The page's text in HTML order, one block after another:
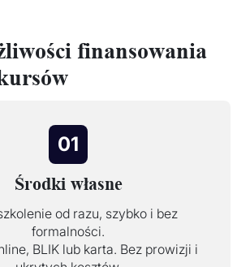
finansowania
01
Środki własne
od razu, szybko i bez
formalności.
BLIK lub karta. Bez prowizji i